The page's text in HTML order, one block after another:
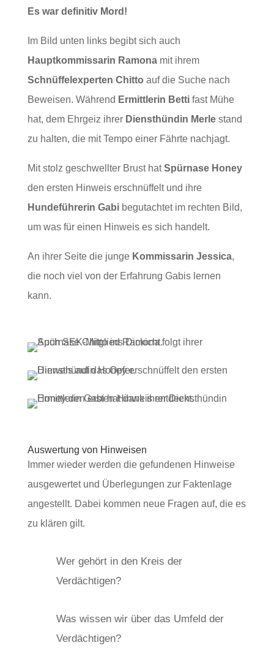
Es war definitiv Mord!
Im Bild unten links begibt sich auch
Hauptkommissarin Ramonamit ihrem
Schnüffelexperten Chitto auf die Suche nach
Beweisen. Während Ermittlerin Bettifast Mühe
hat, dem Ehrgeiz ihrer Diensthündin Merlestand
zu halten, die mit Tempo einer Fährte nachjagt.
Mit stolz geschwellter Brust hatSpürnase Honey
den ersten Hinweis erschnüffelt und ihre
Hundeführerin Gabibegutachtet im rechten Bild,
um was für einen Hinweis es sich handelt.
An ihrer Seite die junge Kommissarin Jessica,
die noch viel von der Erfahrung Gabis lernen
kann.
Auswertung von Hinweisen
Immer wieder werden die gefundenen Hinweise
ausgewertet und Überlegungen zur Faktenlage
angestellt. Dabei kommen neue Fragen auf, die es
zu klären gilt.
Wer gehört in den Kreis der
Verdächtigen?
Was wissen wir über das Umfeld der
Verdächtigen?